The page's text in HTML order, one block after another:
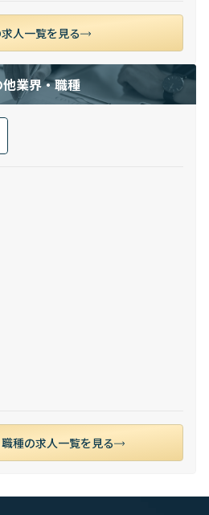
人一覧を見る
他業界・職種
種の求人一覧を見る